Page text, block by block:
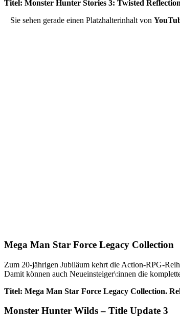
Titel: Monster Hunter Stories 3: Twisted
Sie sehen gerade einen Platzhalterinhalt von
Mega Man Star Force Legacy Collection
Zum 20-jährigen Jubiläum kehrt die Action-RPG-
Damit können auch Neueinsteiger\:innen die
Titel: Mega Man Star Force Legacy Collection.
Monster Hunter Wilds – Title Update 3